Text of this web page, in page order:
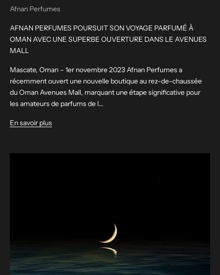
Afnan Perfumes
AFNAN PERFUMES POURSUIT SON VOYAGE PARFUMÉ À
OMAN AVEC UNE SUPERBE OUVERTURE DANS LE AVENUES
MALL
Mascate, Oman – 1er novembre 2023 Afnan Perfumes a
récemment ouvert une nouvelle boutique au rez-de-chaussée
du Oman Avenues Mall, marquant une étape significative pour
les amateurs de parfums de l...
En savoir plus